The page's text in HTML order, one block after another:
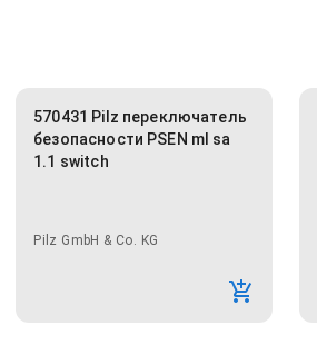
570431 Pilz переключатель
безопасности PSEN ml sa
1.1 switch
Pilz GmbH & Co. KG